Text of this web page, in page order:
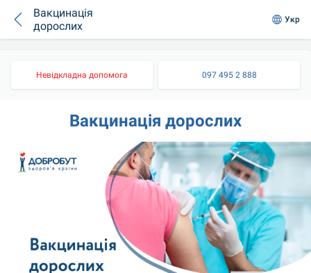
Вакцинація
дорослих
Укр
Невідкладна допомога 097 495 2 888
Вакцинація дорослих